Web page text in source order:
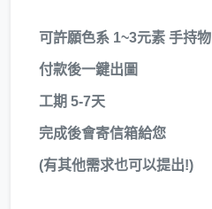
可許願色系 1~3元素 手持物
付款後一鍵出圖
工期 5-7天
完成後會寄信箱給您
(有其他需求也可以提出!)